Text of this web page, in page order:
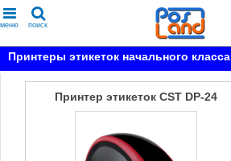
меню поиск
Принтеры этикеток начального класса
Принтер этикеток CST DP-24